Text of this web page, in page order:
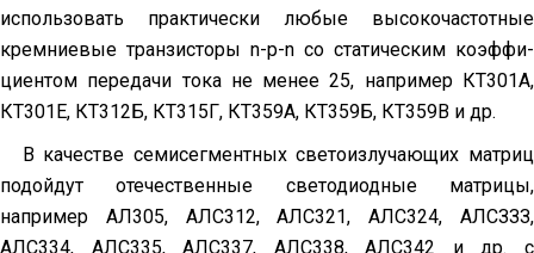
использовать практически любые высокочастотные
кремниевые транзисторы n-р-n со статическим коэффи­
циентом передачи тока не менее 25, например КТ301А,
КТ301Е, КТ312Б, КТ315Г, КТ359А, КТ359Б, КТ359В и др.
В качестве семисегментных светоизлучающих матриц
подойдут отечест­венные светодиодные матрицы,
например АЛ305, АЛС312, АЛС321, АЛС324, АЛСЗЗЗ,
АЛС334, АЛС335, АЛС337, АЛС338, АЛС342 и др. с